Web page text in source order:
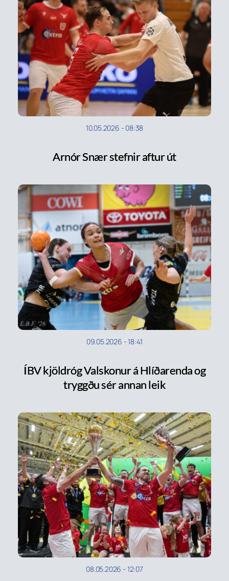
10.05.2026 - 08:38
Arnór Snær stefnir aftur út
09.05.2026 -18:41
ÍBV kjöldróg Valskonur á Hlíðarenda og
tryggðu sér annan leik
08.05.2026 - 12:07